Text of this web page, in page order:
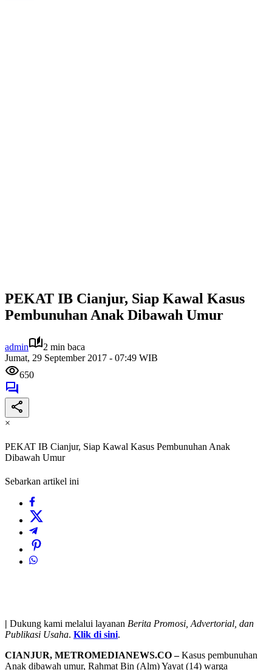
PEKAT IB Cianjur, Siap Kawal Kasus
Pembunuhan Anak Dibawah Umur
admin
2 min baca
Jumat, 29 September 2017 - 07:49 WIB
650
×
PEKAT IB Cianjur, Siap Kawal Kasus Pembunuhan Anak
Dibawah Umur
Sebarkan artikel ini
| Dukung kami melalui layanan Berita Promosi, Advertorial, dan
Publikasi Usaha. Klik di sini.
CIANJUR, METROMEDIANEWS.CO –Kasus pembunuhan
Anak dibawah umur, Rahmat Bin (Alm) Yayat (14) warga